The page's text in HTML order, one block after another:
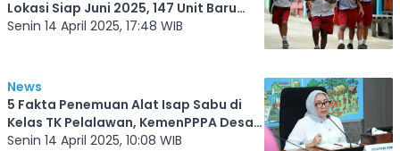
Lokasi Siap Juni 2025, 147 Unit Baru
Direncanakan
Senin 14 April 2025, 17:48 WIB
News
5 Fakta Penemuan Alat Isap Sabu di
Kelas TK Pelalawan, KemenPPPA Desak
Polisi Bertindak
Senin 14 April 2025, 10:08 WIB